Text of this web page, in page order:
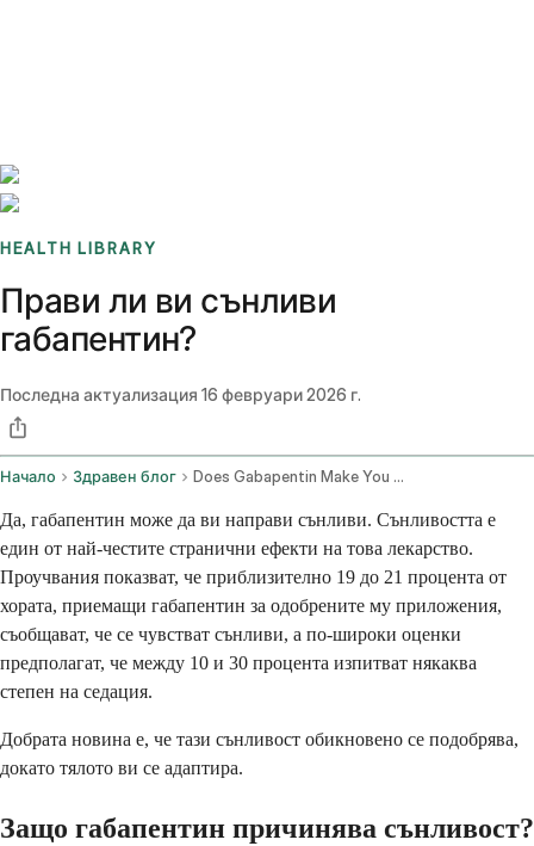
HEALTH LIBRARY
Прави ли ви сънливи
габапентин?
Последна актуализация 16 февруари 2026 г.
Начало Здравен блог Does Gabapentin Make You Sleepy
Да, габапентин може да ви направи сънливи. Сънливостта е
един от най-честите странични ефекти на това лекарство.
Проучвания показват, че приблизително 19 до 21 процента от
хората, приемащи габапентин за одобрените му приложения,
съобщават, че се чувстват сънливи, а по-широки оценки
предполагат, че между 10 и 30 процента изпитват някаква
степен на седация.
Добрата новина е, че тази сънливост обикновено се подобрява,
докато тялото ви се адаптира.
Защо габапентин причинява сънливост?